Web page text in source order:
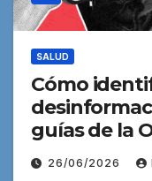
SALUD
Cómo
guías de la
creadores
26/06/2026